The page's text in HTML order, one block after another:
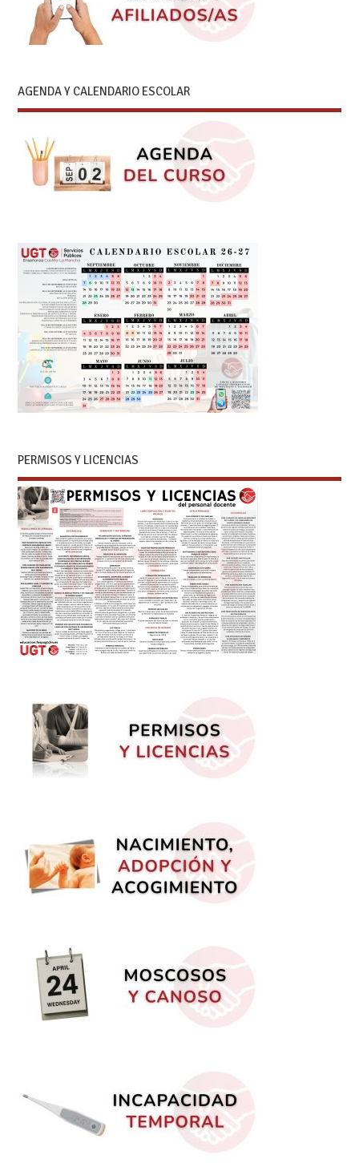
AGENDA Y CALENDARIO ESCOLAR
PERMISOS Y LICENCIAS